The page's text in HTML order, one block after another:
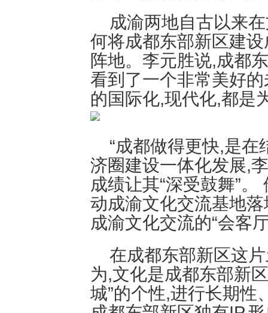
成渝两地自古以来
何将成都东部新区建
阵地。李元胜说,成都
看到了一个非常美好
的国际化,现代化,都是
“成都做得更快,是在
济圈建设一体化发展,
成绩让其“深受鼓舞”
动成渝文化交流基地
成渝文化交流的“会客
在成都东部新区这
为,文化是成都东部新
城”的个性,进行长期性